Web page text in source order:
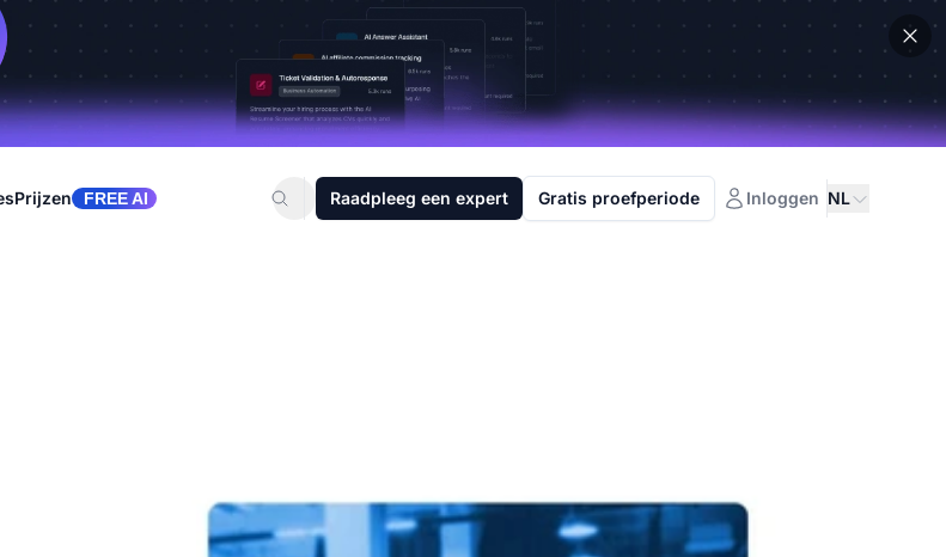
Prijzen FREE AI Raadpleeg een expert Gratis proefperiode Inloggen NL